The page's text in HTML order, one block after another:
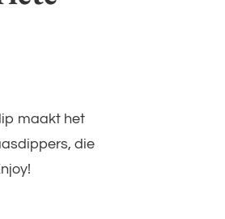
maakt het
die